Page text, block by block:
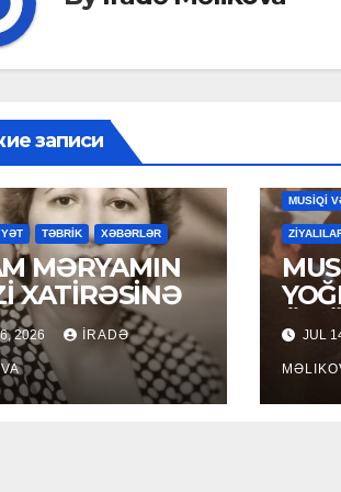
записи
TƏBRİK XƏBƏRLƏR
MƏRYAMIN
XATİRƏSİNƏ
2026 İRADƏ
MUSİQİ
JUL